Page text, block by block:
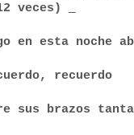
veces)
en esta noche
recuerdo
sus brazos